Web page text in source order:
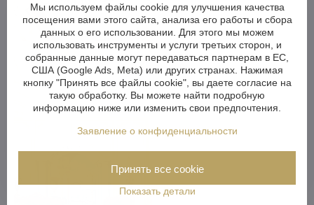
Мы используем файлы cookie для улучшения качества
посещения вами этого сайта, анализа его работы и сбора
данных о его использовании. Для этого мы можем
использовать инструменты и услуги третьих сторон, и
собранные данные могут передаваться партнерам в ЕС,
США (Google Ads, Meta) или других странах. Нажимая
кнопку "Принять все файлы cookie", вы даете согласие на
такую обработку. Вы можете найти подробную
информацию ниже или изменить свои предпочтения.
Заявление о конфиденциальности
Показать детали
Принять все cookie